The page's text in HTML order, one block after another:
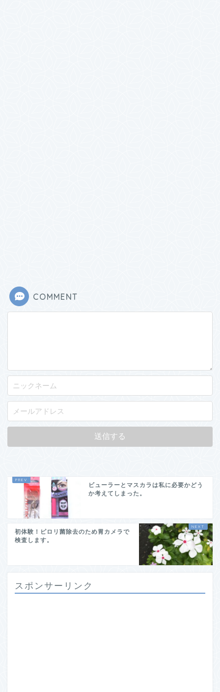
COMMENT
ビューラーとマスカラは私に必要かどう
か考えてしまった。
初体験！ピロリ菌除去のため胃カメラで
検査します。
スポンサーリンク